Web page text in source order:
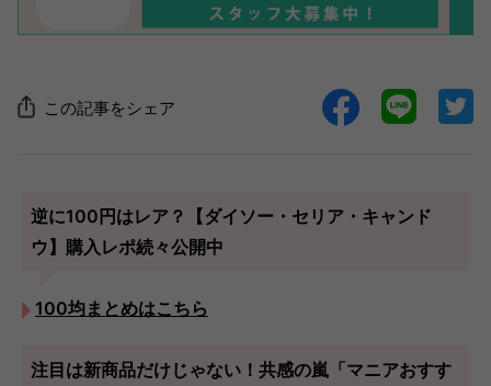
この記事をシェア
逆に100円はレア？【ダイソー・セリア・キャンド
ウ】購入レポ続々公開中
100均まとめはこちら
注目は新商品だけじゃない！共感の嵐「マニアおすす